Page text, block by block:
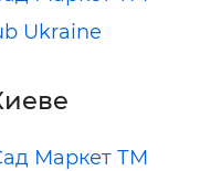
Ukraine
Маркет ТМ